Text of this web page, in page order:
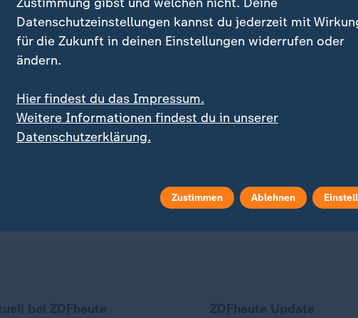
"Herzzerreißende Nachricht":
Wasserspringen: Dieses
Silber ist besonders
Zug kollidiert auf
Datenschutzeinstellungen kannst du jederzeit mit
für die Zukunft in deinen Einstellungen widerrufen oder
ändern.
Hier findest du das Impressum.
Weitere Informationen findest du in unserer
Datenschutzerklärung.
Zustimmen Ablehnen